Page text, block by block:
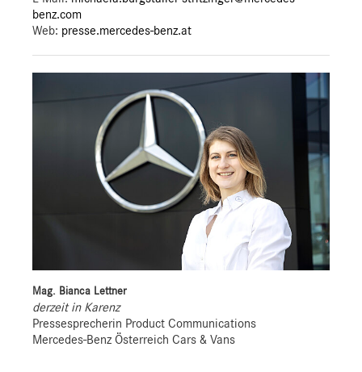
benz.com
Web: presse.mercedes-benz.at
Mag. Bianca Lettner
derzeit in Karenz
Pressesprecherin Product Communications
Mercedes-Benz Österreich Cars & Vans